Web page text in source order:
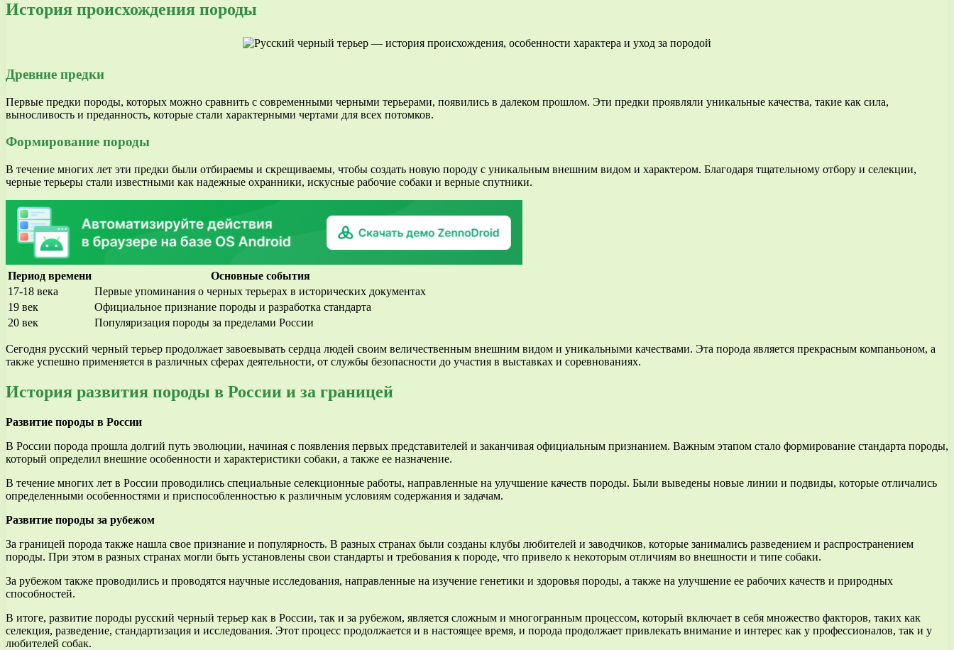
История происхождения породы
Древние предки
Первые предки породы, которых можно сравнить с современными черными терьерами, появились в далеком прошлом. Эти предки проявляли уникальные качества, такие как сила,
выносливость и преданность, которые стали характерными чертами для всех потомков.
Формирование породы
В течение многих лет эти предки были отбираемы и скрещиваемы, чтобы создать новую породу с уникальным внешним видом и характером. Благодаря тщательному отбору и селекции,
черные терьеры стали известными как надежные охранники, искусные рабочие собаки и верные спутники.
Период времени
Основные события
17-18 века
Первые упоминания о черных терьерах в исторических документах
19 век
Официальное признание породы и разработка стандарта
20 век
Популяризация породы за пределами России
Сегодня русский черный терьер продолжает завоевывать сердца людей своим величественным внешним видом и уникальными качествами. Эта порода является прекрасным компаньоном, а
также успешно применяется в различных сферах деятельности, от службы безопасности до участия в выставках и соревнованиях.
История развития породы в России и за границей
Развитие породы в России
В России порода прошла долгий путь эволюции, начиная с появления первых представителей и заканчивая официальным признанием. Важным этапом стало формирование стандарта породы,
который определил внешние особенности и характеристики собаки, а также ее назначение.
В течение многих лет в России проводились специальные селекционные работы, направленные на улучшение качеств породы. Были выведены новые линии и подвиды, которые отличались
определенными особенностями и приспособленностью к различным условиям содержания и задачам.
Развитие породы за рубежом
За границей порода также нашла свое признание и популярность. В разных странах были созданы клубы любителей и заводчиков, которые занимались разведением и распространением
породы. При этом в разных странах могли быть установлены свои стандарты и требования к породе, что привело к некоторым отличиям во внешности и типе собаки.
За рубежом также проводились и проводятся научные исследования, направленные на изучение генетики и здоровья породы, а также на улучшение ее рабочих качеств и природных
способностей.
В итоге, развитие породы русский черный терьер как в России, так и за рубежом, является сложным и многогранным процессом, который включает в себя множество факторов, таких как
селекция, разведение, стандартизация и исследования. Этот процесс продолжается и в настоящее время, и порода продолжает привлекать внимание и интерес как у профессионалов, так и у
любителей собак.